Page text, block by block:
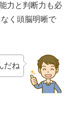
力と判断力も必
く頭脳明晰で
だね